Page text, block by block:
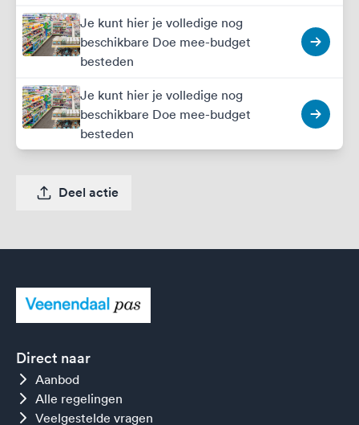
Je kunt hier je volledige nog
beschikbare Doe mee-budget
besteden
Je kunt hier je volledige nog
beschikbare Doe mee-budget
besteden
Deel actie
Direct naar
Aanbod
Alle regelingen
Veelgestelde vragen